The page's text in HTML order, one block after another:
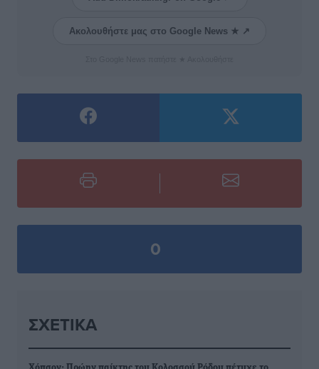
Ακολουθήστε μας στο Google News ★ ↗
0
ΣΧΕΤΙΚΆ